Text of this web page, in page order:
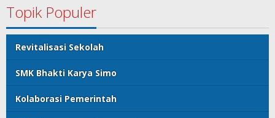
Topik Populer
Revitalisasi Sekolah
SMK Bhakti Karya Simo
Kolaborasi Pemerintah